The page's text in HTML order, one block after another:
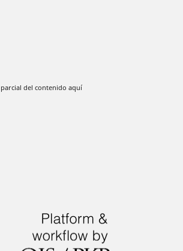
del contenido aquí